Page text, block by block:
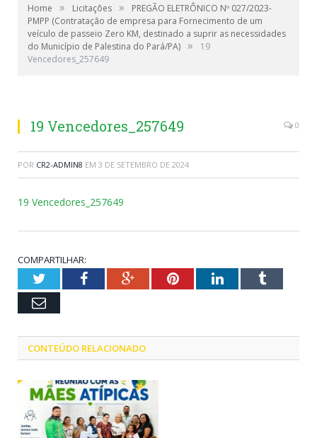
Home » Licitações »
PREGÃO ELETRÔNICO Nº 027/2023-
PMPP (Contratação de empresa para Fornecimento de um
veículo de passeio Zero KM, destinado a suprir as necessidades
do Município de Palestina do Pará/PA) »
19
Vencedores_257649
19 Vencedores_257649 0
POR CR2-ADMIN8 EM 3 DE SETEMBRO DE 2024
19 Vencedores_257649
COMPARTILHAR:
TwitterFacebookGoogle+PinterestLinkedInTumblr
Email
CONTEÚDO RELACIONADO